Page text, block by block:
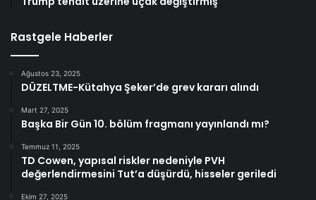
Rastgele Haberler
Ağustos 23, 2025
DÜZELTME-Kütahya Şeker’de grev kararı alındı
Mart 27, 2025
Başka Bir Gün 10. bölüm fragmanı yayınlandı mı?
Temmuz 11, 2025
TD Cowen, yapısal riskler nedeniyle PVH
değerlendirmesini Tut’a düşürdü, hisseler geriledi
Ekim 27, 2025